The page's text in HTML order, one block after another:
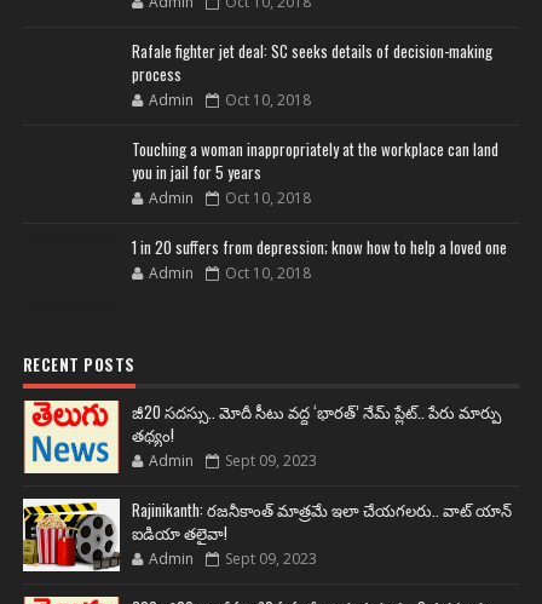
Rafale fighter jet deal: SC seeks details of decision-making
process
Admin Oct 10, 2018
Touching a woman inappropriately at the workplace can land
you in jail for 5 years
Admin Oct 10, 2018
1 in 20 suffers from depression; know how to help a loved one
Admin Oct 10, 2018
RECENT POSTS
జీ20 సదస్సు.. మోదీ సీటు వద్ద ‘భారత్’ నేమ్ ప్లేట్‌.. పేరు మార్పు
తథ్యం!
Admin Sept 09, 2023
Rajinikanth: రజనీకాంత్ మాత్రమే ఇలా చేయగలరు.. వాట్ యాన్
ఐడియా తలైవా!
Admin Sept 09, 2023